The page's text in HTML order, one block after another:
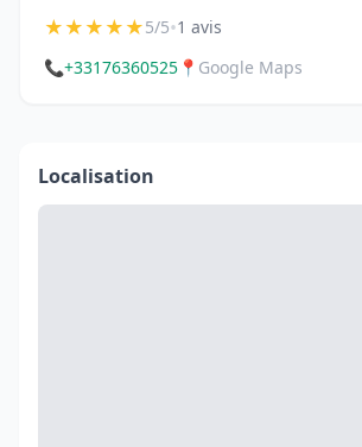
★★★★★5/5•1 avis
📞+33176360525 📍 Google Maps
Localisation